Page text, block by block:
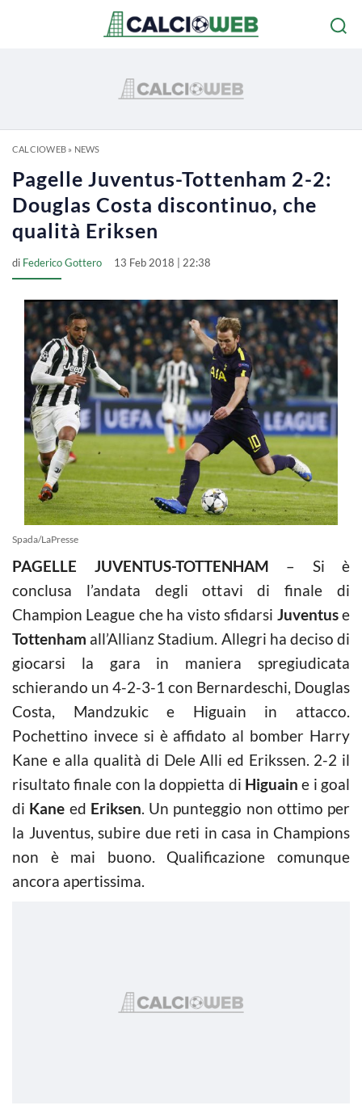
CALCIOWEB» NEWS
Pagelle Juventus-Tottenham 2-2:
Douglas Costa discontinuo, che
qualità Eriksen
di Federico Gottero 13 Feb 2018 | 22:38
Spada/LaPresse
PAGELLE JUVENTUS-TOTTENHAM – Si è
conclusa l’andata degli ottavi di finale di
Champion League che ha visto sfidarsi Juventuse
Tottenham all’Allianz Stadium. Allegri ha deciso di
giocarsi la gara in maniera spregiudicata
schierando un 4-2-3-1 con Bernardeschi, Douglas
Costa, Mandzukic e Higuain in attacco.
Pochettino invece si è affidato al bomber Harry
Kane e alla qualità di Dele Alli ed Erikssen. 2-2 il
risultato finale con la doppietta di Higuain e i goal
di Kane ed Eriksen. Un punteggio non ottimo per
la Juventus, subire due reti in casa in Champions
non è mai buono. Qualificazione comunque
ancora apertissima.